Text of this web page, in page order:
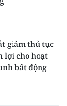
giảm thủ tục
lợi cho hoạt
bất động